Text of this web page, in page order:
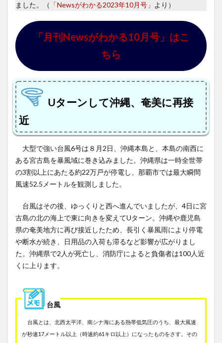
ました。（ 「Newsがわかる2023年10月号」 より）
「月刊Newsがわかる10月号」はこ
ちら
Uターンして沖縄、奄美に再接
近
大型で強い台風6号は８月2日、沖縄本島と、本島の南西に
ある宮古島を暴風域に巻き込みました。沖縄県は一時全世帯
の3割以上にあたる約22万戸が停電し、那覇市では最大瞬間
風速52.5メートルを観測しました。
台風はその後、ゆっくりと西へ進んでいましたが、4日に宮
古島の北の海上で東に向きを変えてUターン。沖縄や鹿児島
県の奄美地方に再び接近したため、長引く暴風雨により停電
や断水が続き、日用品の入荷も滞るなど影響が広がりまし
た。沖縄県で2人が死亡し、消防庁によると負傷者は100人近
くに上ります。
台風
台風とは、北西太平洋、南シナ海にある熱帯低気圧のうち、最大風速
が秒速17メートル以上（時速約61キロ以上）になったものをさす。その